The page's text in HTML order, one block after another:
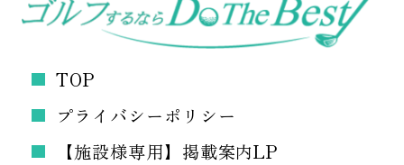
TOP
プライバシーポリシー
【施設様専用】掲載案内LP